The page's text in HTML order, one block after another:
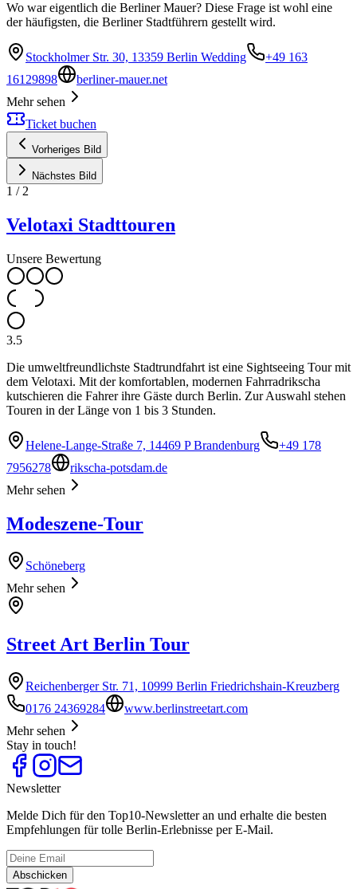
Wo war eigentlich die Berliner Mauer? Diese Frage ist wohl eine
der häufigsten, die Berliner Stadtführern gestellt wird.
Stockholmer Str. 30, 13359 Berlin Wedding
+49 163
16129898
berliner-mauer.net
Mehr sehen
Ticket buchen
Vorheriges Bild
Nächstes Bild
1 / 2
Velotaxi Stadttouren
Unsere Bewertung
3.5
Die umweltfreundlichste Stadtrundfahrt ist eine Sightseeing Tour mit
dem Velotaxi. Mit der komfortablen, modernen Fahrradrikscha
kutschieren die Fahrer ihre Gäste durch Berlin. Zur Auswahl stehen
Touren in der Länge von 1 bis 3 Stunden.
Helene-Lange-Straße 7, 14469 P Brandenburg
+49 178
7956278
rikscha-potsdam.de
Mehr sehen
Modeszene-Tour
Schöneberg
Mehr sehen
Street Art Berlin Tour
Reichenberger Str. 71, 10999 Berlin Friedrichshain-Kreuzberg
0176 24369284
www.berlinstreetart.com
Mehr sehen
Stay in touch!
Newsletter
Melde Dich für den Top10-Newsletter an und erhalte die besten
Empfehlungen für tolle Berlin-Erlebnisse per E-Mail.
Abschicken